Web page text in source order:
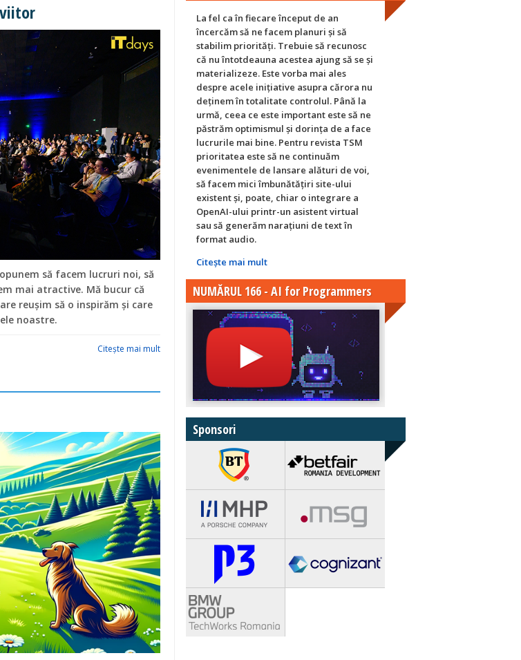
să facem lucruri noi, să
mai atractive. Mă bucur că
reușim să o inspirăm și care
noastre.
Citeşte mai mult
La fel ca în fiecare început de an
încercăm să ne facem planuri și să
stabilim priorități. Trebuie să recunosc
că nu întotdeauna acestea ajung să se și
materializeze. Este vorba mai ales
despre acele inițiative asupra cărora nu
deținem în totalitate controlul. Până la
urmă, ceea ce este important este să ne
păstrăm optimismul și dorința de a face
lucrurile mai bine. Pentru revista TSM
prioritatea este să ne continuăm
evenimentele de lansare alături de voi,
să facem mici îmbunătățiri site-ului
existent și, poate, chiar o integrare a
OpenAI-ului printr-un asistent virtual
sau să generăm narațiuni de text în
format audio.
Citeşte mai mult
NUMĂRUL 166 - AI for Programmers
Sponsori